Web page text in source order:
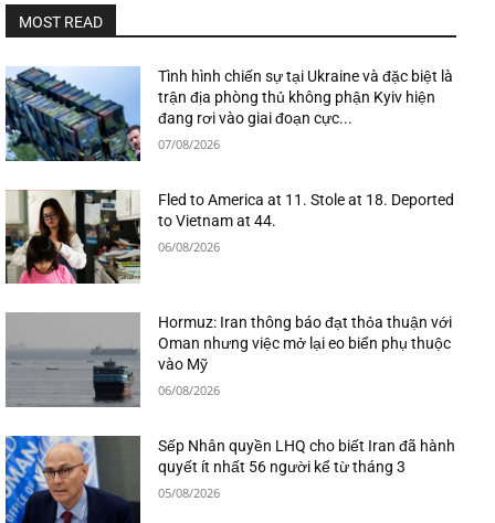
MOST READ
Tình hình chiến sự tại Ukraine và đặc biệt là
trận địa phòng thủ không phận Kyiv hiện
đang rơi vào giai đoạn cực...
07/08/2026
Fled to America at 11. Stole at 18. Deported
to Vietnam at 44.
06/08/2026
Hormuz: Iran thông báo đạt thỏa thuận với
Oman nhưng việc mở lại eo biển phụ thuộc
vào Mỹ
06/08/2026
Sếp Nhân quyền LHQ cho biết Iran đã hành
quyết ít nhất 56 người kể từ tháng 3
05/08/2026